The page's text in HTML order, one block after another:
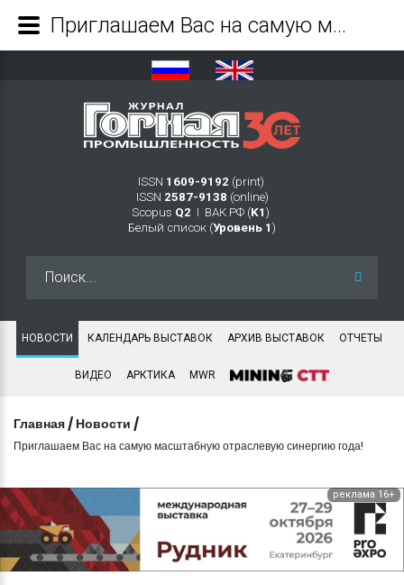
ISSN 1609-9192 (print)
ISSN 2587-9138 (online)
Scopus Q2 Ι ВАК РФ (K1 )
Белый список (Уровень 1 )
НОВОСТИ КАЛЕНДАРЬ ВЫСТАВОК АРХИВ ВЫСТАВОК ОТЧЕТЫ
ВИДЕО АРКТИКА MWR
Главная / Новости /
Приглашаем Вас на самую масштабную отраслевую синергию года!
реклама 16+
Приглашаем Вас на самую масштабную отраслевую синергию года! - Журнал Горная промышленность